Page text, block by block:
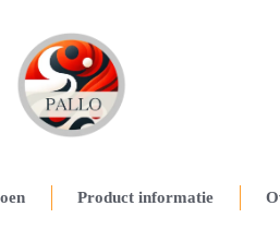
Product informatie